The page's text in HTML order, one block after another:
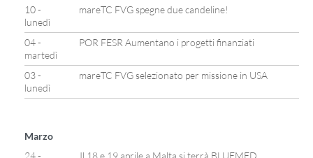
10 -
lunedì
mareTC FVG spegne due candeline!
04 -
martedì
POR FESR Aumentano i progetti finanziati
03 -
lunedì
mareTC FVG selezionato per missione in USA
Marzo
24 -
Il 18 e 19 aprile a Malta si terrà BLUEMED